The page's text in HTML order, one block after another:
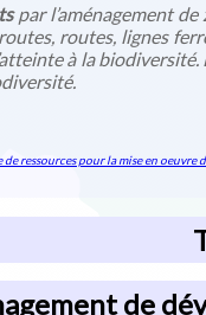
par l’aménagement
routes, lignes
à la
de ressources pour la mise en oeuvre
de